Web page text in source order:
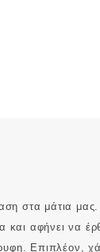
στα μάτια μας.
και αφήνει να
Επιπλέον,